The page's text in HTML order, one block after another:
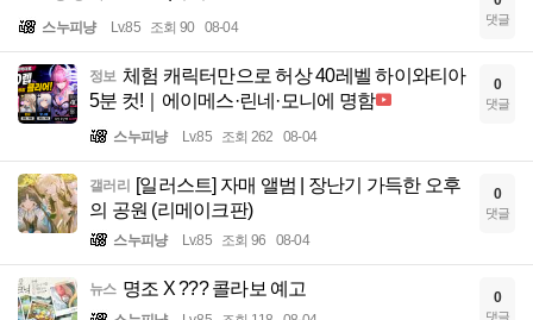
스누피냥 Lv.85 조회 90 08-04 댓글
정보 체험 캐릭터만으로 허상 40레벨 하이와티아
5분 컷!｜에이메스·린네·모니에 명함
스누피냥 Lv.85 조회 262 08-04
0
댓글
갤러리
[일러스트] 자매 앨범 | 장난기 가득한 오후
의 공원 (리메이크판)
스누피냥 Lv.85 조회 96 08-04
0
댓글
뉴스 명조 X ??? 콜라보 예고 0
댓글